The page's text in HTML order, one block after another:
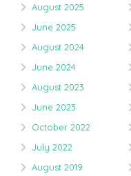
August 2025
June 2025
August 2024
June 2024
August 2023
June 2023
October 2022
July 2022
August 2019